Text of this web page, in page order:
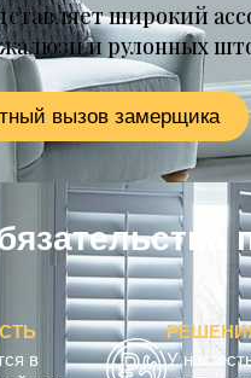
широкий
и рулонных
вызов замерщика
в
У нас